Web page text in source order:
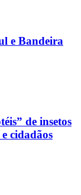
e Bandeira
de insetos
cidadãos